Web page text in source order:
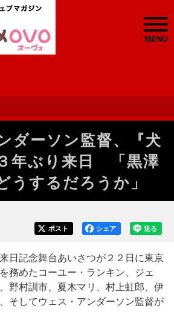
MENU
ダーソン監督、『犬
年ぶり来日 「黒澤
うするだろうか」
送る
シェア
ポスト
日記念舞台あいさつが２２日に東京
務めたコーユー・ランキン、ジェ
野村訓市、夏木マリ、村上虹郎、伊
そしてウェス・アンダーソン監督が